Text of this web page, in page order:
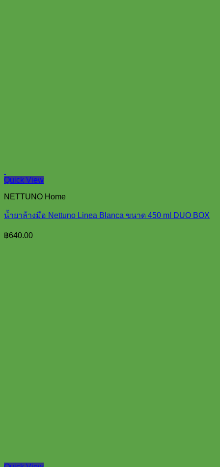
Quick View
NETTUNO Home
น้ำยาล้างมือ Nettuno Linea Blanca ขนาด 450 ml DUO BOX
฿640.00